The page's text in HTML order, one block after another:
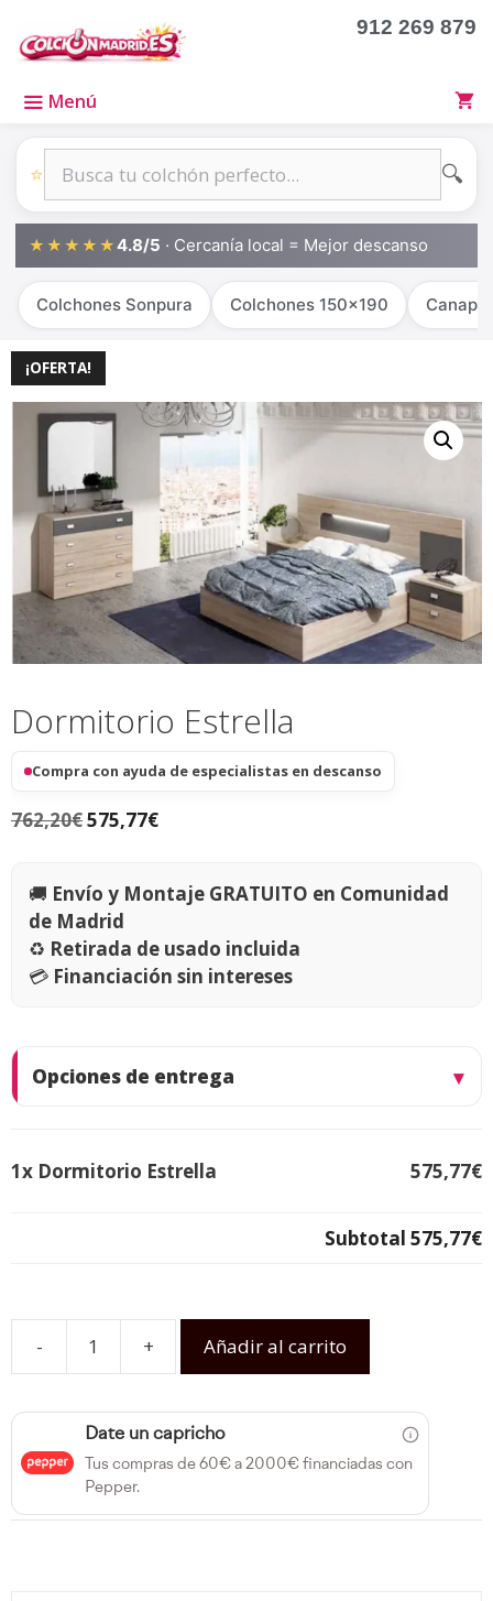
912 269 879
Menú
⭐ 🔍
★★★★★4.8/5 · Cercanía local = Mejor descanso
Colchones Sonpura Colchones 150x190
¡OFERTA!
Dormitorio Estrella
Compra con ayuda de especialistas en descanso
762,20€575,77€
🚚 Envío y Montaje GRATUITO en Comunidad
de Madrid
♻️ Retirada de usado incluida
💳 Financiación sin intereses
Opciones de entrega
1x Dormitorio Estrella 575,77€
Subtotal 575,77€
- + Añadir al carrito
Date un capricho
Tus compras de 60€ a 2000€ financiadas con
Pepper.